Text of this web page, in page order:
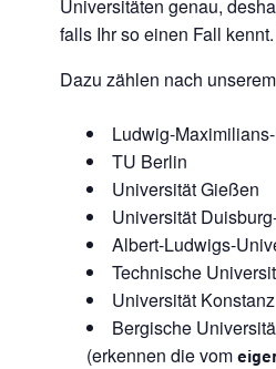
Universitäten genau,
falls Ihr so einen Fall
Dazu zählen nach
Ludwig-
TU Berlin
Universität Gießen
Universität
Albert-Ludwigs-
Technische
Universität Konstanz
Bergische
(erkennen die vom